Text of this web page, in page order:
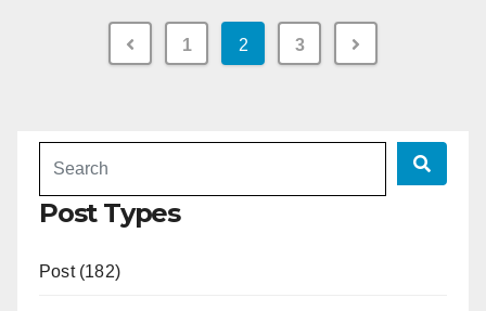
1 2 3
Post Types
Post (182)